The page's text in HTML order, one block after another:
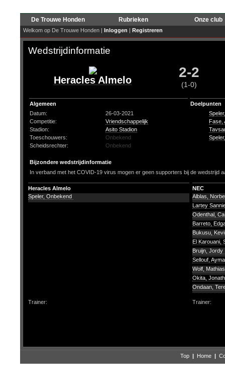
De Trouwe Honden Rubrieken Onze club
Welkom op De Trouwe Honden | Inloggen | Registreren
Wedstrijdinformatie
Heracles Almelo 2-2
(1-0)
Algemeen
Datum:
26-03-2021
Competitie:
Vriendschappelijk
Stadion:
Asito Stadion
Toeschouwers:
Onbekend
Scheidsrechter:
Onbekend
Doelpunten
Fase,
Bijzondere wedstrijdinformatie
In verband met het COVID-19 virus mogen er geen supporters bij de wedstrijd
Heracles Almelo
NEC
Speler, Onbekend
Alblas,
Lartey
Odenthal,
Barreto,
Bukusu,
El Karouani,
Bruijn, Jordy
Sellouf,
Wolf,
Okita,
Ondaan,
Trainer: Trainer:
Top | Home |